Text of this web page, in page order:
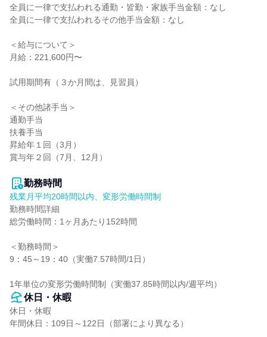
全員に一律で支払われる通勤・皆勤・家族手当金額：なし
全員に一律で支払われるその他手当金額：なし
＜給与について＞
月給：221,600円〜
試用期間有（３か月間は、見習員）
＜その他諸手当＞
通勤手当
扶養手当
昇給年１回（3月）
賞与年２回（7月、12月）
勤務時間
残業月平均20時間以内、変形労働時間制
勤務時間詳細
総労働時間：1ヶ月あたり152時間
＜勤務時間＞
9：45～19：40（実働7.57時間/1日）
1年単位の変形労働時間制（実働37.85時間以内/週平均）
休日・休暇
休日・休暇
年間休日：109日～122日（部署により異なる）